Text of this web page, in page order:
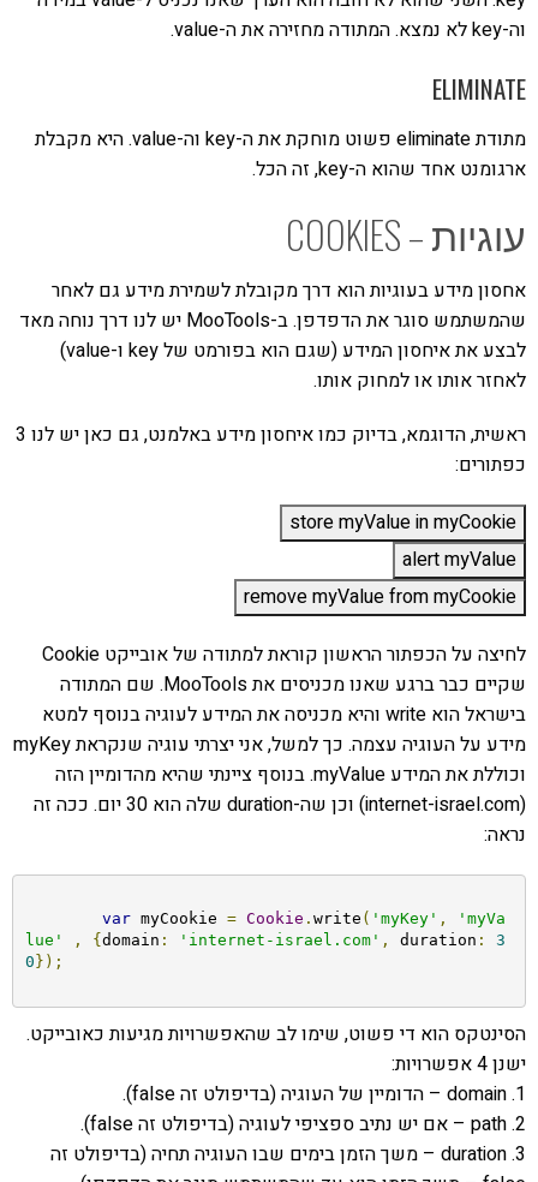
וה-key לא נמצא. המתודה מחזירה את ה-value.
ELIMINATE
מתודת eliminate פשוט מוחקת את ה-key וה-value. היא מקבלת
ארגומנט אחד שהוא ה-key, זה הכל.
עוגיות – COOKIES
אחסון מידע בעוגיות הוא דרך מקובלת לשמירת מידע גם לאחר
שהמשתמש סוגר את הדפדפן. ב-MooTools יש לנו דרך נוחה מאד
לבצע את איחסון המידע (שגם הוא בפורמט של key ו-value)
לאחזר אותו או למחוק אותו.
ראשית, הדוגמא, בדיוק כמו איחסון מידע באלמנט, גם כאן יש לנו 3
כפתורים:
לחיצה על הכפתור הראשון קוראת למתודה של אובייקט Cookie
שקיים כבר ברגע שאנו מכניסים את MooTools. שם המתודה
בישראל הוא write והיא מכניסה את המידע לעוגיה בנוסף למטא
מידע על העוגיה עצמה. כך למשל, אני יצרתי עוגיה שנקראת myKey
וכוללת את המידע myValue. בנוסף ציינתי שהיא מהדומיין הזה
(internet-israel.com) וכן שה-duration שלה הוא 30 יום. ככה זה
נראה:
var myCookie = Cookie . write ( 'myKey' ,
'myVa
lue'
, { domain : 'internet-israel.com' , duration :
3
0 });
הסינטקס הוא די פשוט, שימו לב שהאפשרויות מגיעות כאובייקט.
ישנן 4 אפשרויות:
1. domain – הדומיין של העוגיה (בדיפולט זה false).
2. path – אם יש נתיב ספציפי לעוגיה (בדיפולט זה false).
3. duration – משך הזמן בימים שבו העוגיה תחיה (בדיפולט זה